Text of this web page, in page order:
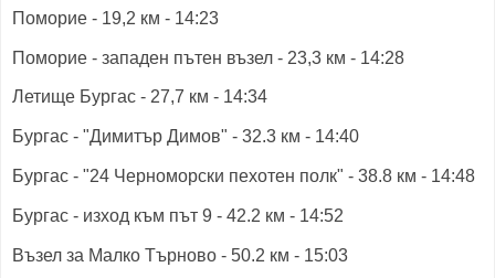
Поморие - 19,2 км - 14:23
Поморие - западен пътен възел - 23,3 км - 14:28
Летище Бургас - 27,7 км - 14:34
Бургас - "Димитър Димов" - 32.3 км - 14:40
Бургас - "24 Черноморски пехотен полк" - 38.8 км - 14:48
Бургас - изход към път 9 - 42.2 км - 14:52
Възел за Малко Търново - 50.2 км - 15:03